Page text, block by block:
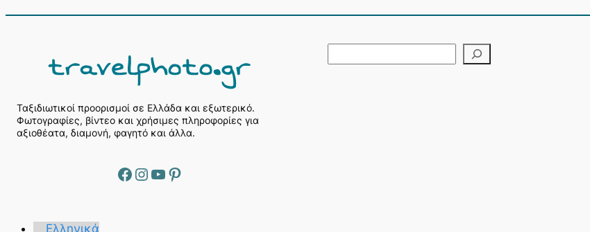
Ταξιδιωτικοί προορισμοί σε Ελλάδα και εξωτερικό.
Φωτογραφίες, βίντεο και χρήσιμες πληροφορίες για
αξιοθέατα, διαμονή, φαγητό και άλλα.
Facebook Instagram YouTube Pinterest
Ελληνικά